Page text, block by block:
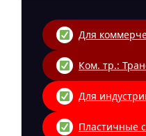
Для
Ком. тр.:
Для
Пластичные